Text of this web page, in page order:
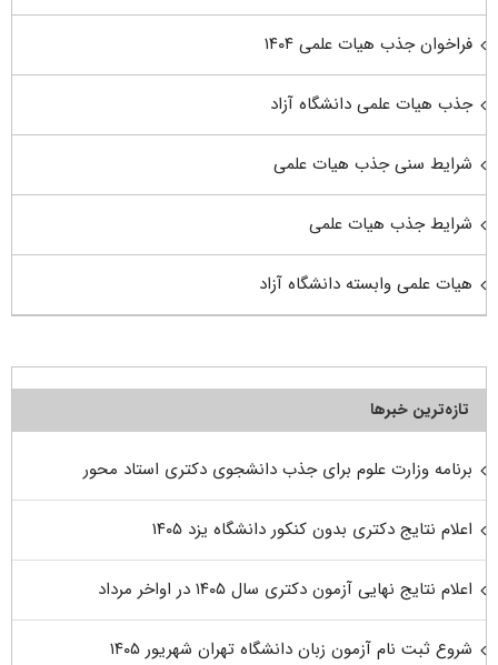
فراخوان جذب هیات علمی ۱۴۰۴
جذب هیات علمی دانشگاه آزاد
شرایط سنی جذب هیات علمی
شرایط جذب هیات علمی
هیات علمی وابسته دانشگاه آزاد
تازه‌ترین خبرها
برنامه وزارت علوم برای جذب دانشجوی دکتری استاد محور
اعلام نتایج دکتری بدون کنکور دانشگاه یزد ۱۴۰۵
اعلام نتایج نهایی آزمون دکتری سال ۱۴۰۵ در اواخر مرداد
شروع ثبت نام آزمون زبان دانشگاه تهران شهریور ۱۴۰۵